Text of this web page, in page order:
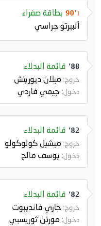
90'1
بطاقة صفراء
ألبيرتو جراسي
88' قائمة البدلاء
خروج: ميلان ديوريتش
دخول: جيمي فاردي
82' قائمة البدلاء
خروج: ميشيل كولوكولو
دخول: يوسف مالح
82' قائمة البدلاء
خروج: جاري فانديبوت
دخول: مورتن ثوريسبي